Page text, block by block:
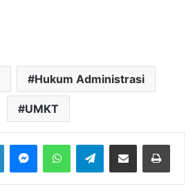
Hukum Administrasi
UMKT
LinkedInMessengerWhatsAppTelegramBagikan melalui Email Cetak